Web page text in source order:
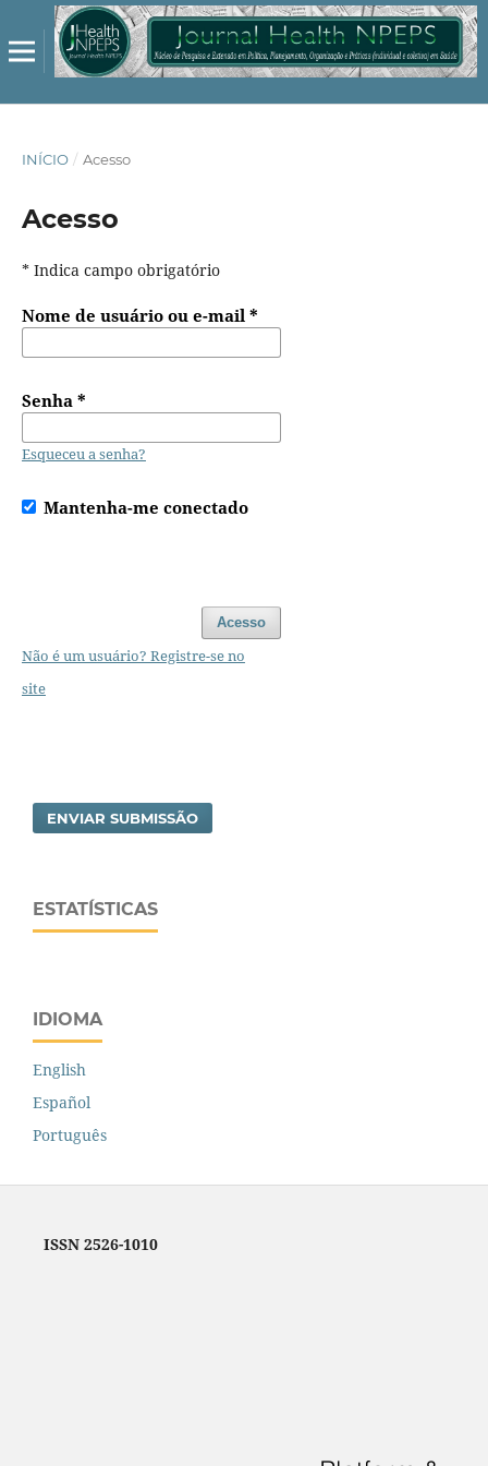
INÍCIO / Acesso
Acesso
* Indica campo obrigatório
Nome de usuário ou e-mail*
Senha*
Esqueceu a senha?
Mantenha-me conectado
Acesso
Não é um usuário? Registre-se no
site
ENVIAR SUBMISSÃO
ESTATÍSTICAS
IDIOMA
English
Español
Português
ISSN 2526-1010